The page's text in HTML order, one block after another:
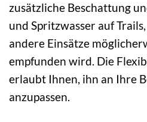
zusätzliche Beschattung
und Spritzwasser auf
andere Einsätze
empfunden wird. Die
erlaubt Ihnen, ihn an Ihre
anzupassen.